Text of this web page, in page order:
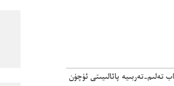
تە‌لىم-‏تە‌ربىيە پائالىيىتى ئۈچۈن